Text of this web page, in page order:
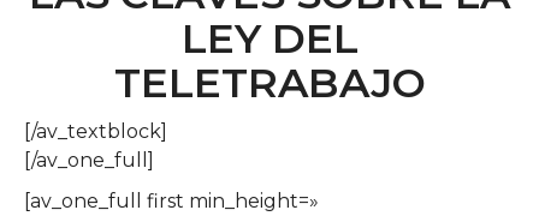
LEY DEL
TELETRABAJO
[/av_textblock]
[/av_one_full]
[av_one_full first min_height=»